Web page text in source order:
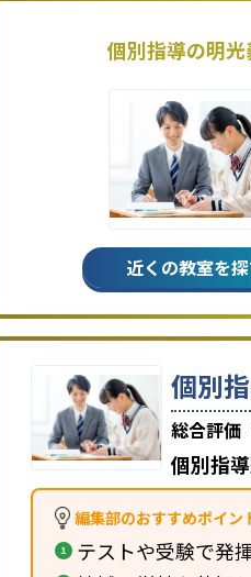
個別指導の明光
近くの教室を
個別
個別指
編集部のおすすめポイン
テストや受験で発